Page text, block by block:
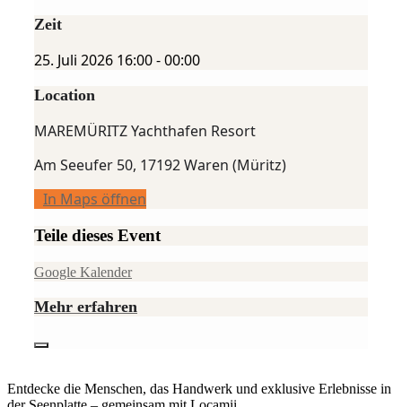
Zeit
25. Juli 2026 16:00-00:00
Location
MAREMÜRITZ Yachthafen Resort
Am Seeufer 50, 17192 Waren (Müritz)
In Maps öffnen
Teile dieses Event
Google Kalender
Mehr erfahren
Entdecke die Menschen, das Handwerk und exklusive Erlebnisse in